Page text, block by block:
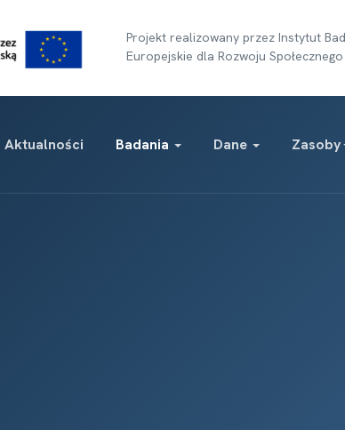
Projekt realizowany przez Instytut
Europejskie dla Rozwoju Społecznego
Aktualności Badania Dane Zasoby